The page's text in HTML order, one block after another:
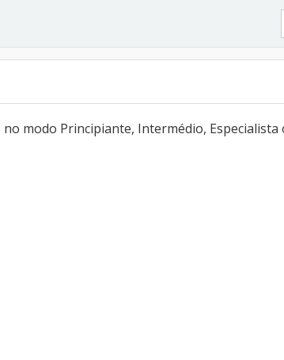
modo Principiante, Intermédio, Especialista